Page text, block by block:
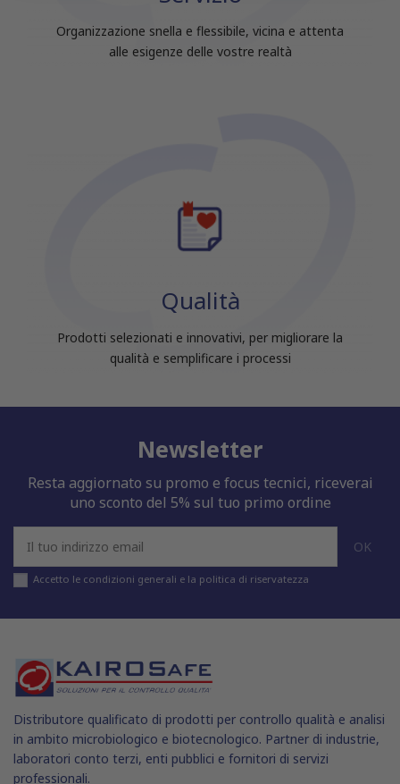
raccolto dal tuo utilizzo dei loro servizi.
Organizzazione snella e flessibile, vicina e attenta
alle esigenze delle vostre realtà
Qualità
Prodotti selezionati e innovativi, per migliorare la
qualità e semplificare i processi
Newsletter
Resta aggiornato su promo e focus tecnici, riceverai
uno sconto del 5% sul tuo primo ordine
Accetto le condizioni generali e la politica di riservatezza
Distributore qualificato di prodotti per controllo qualità e analisi
in ambito microbiologico e biotecnologico. Partner di industrie,
laboratori conto terzi, enti pubblici e fornitori di servizi
professionali.